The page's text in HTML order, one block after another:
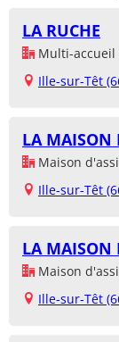
LA RUCHE
Multi-accueil
Ille-sur-Têt
LA MAISON
Maison
Ille-sur-Têt
LA MAISON
Maison
Ille-sur-Têt